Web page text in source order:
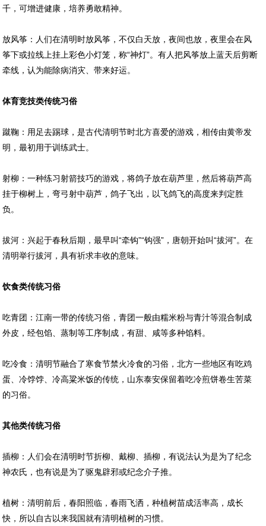
千，可增进健康，培养勇敢精神。
放风筝：人们在清明时放风筝，不仅白天放，夜间也放，夜里会在风
筝下或拉线上挂上彩色小灯笼，称“神灯”。有人把风筝放上蓝天后剪断
牵线，认为能除病消灾、带来好运。
体育竞技类传统习俗
蹴鞠：用足去踢球，是古代清明节时北方喜爱的游戏，相传由黄帝发
明，最初用于训练武士。
射柳：一种练习射箭技巧的游戏，将鸽子放在葫芦里，然后将葫芦高
挂于柳树上，弯弓射中葫芦，鸽子飞出，以飞鸽飞的高度来判定胜
负。
拔河：兴起于春秋后期，最早叫“牵钩”“钩强”，唐朝开始叫“拔河”。在
清明举行拔河，具有祈求丰收的意味。
饮食类传统习俗
吃青团：江南一带的传统习俗，青团一般由糯米粉与青汁等混合制成
外皮，经包馅、蒸制等工序制成，有甜、咸等多种馅料。
吃冷食：清明节融合了寒食节禁火冷食的习俗，北方一些地区有吃鸡
蛋、冷饽饽、冷高粱米饭的传统，山东泰安保留着吃冷煎饼卷生苦菜
的习俗。
其他类传统习俗
插柳：人们会在清明时节折柳、戴柳、插柳，有说法认为是为了纪念
神农氏，也有说是为了驱鬼辟邪或纪念介子推。
植树：清明前后，春阳照临，春雨飞洒，种植树苗成活率高，成长
快，所以自古以来我国就有清明植树的习惯。